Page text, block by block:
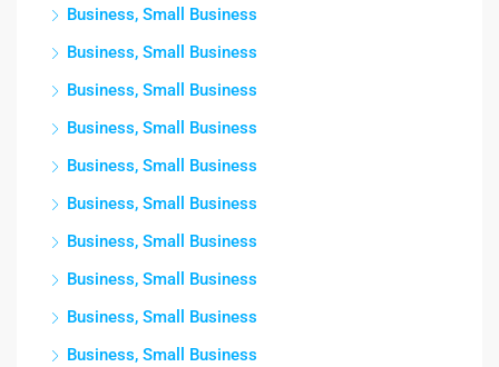
Business, Small Business
Business, Small Business
Business, Small Business
Business, Small Business
Business, Small Business
Business, Small Business
Business, Small Business
Business, Small Business
Business, Small Business
Business, Small Business